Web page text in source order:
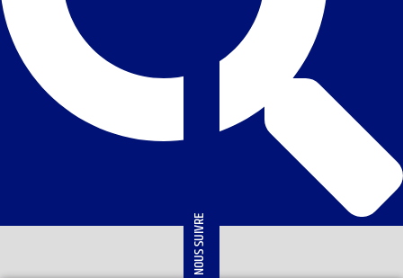
NOUS SUIVRE